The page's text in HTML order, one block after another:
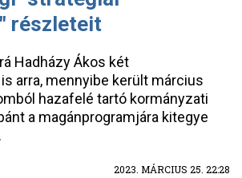
részleteit
Hadházy Ákos két
arra, mennyibe került március
hazafelé tartó kormányzati
a magánprogramjára kitegye
2023. MÁRCIUS 25. 22:28